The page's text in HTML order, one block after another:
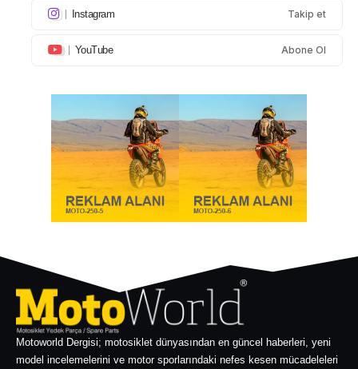
Instagram Takip et
YouTube Abone Ol
Motoworld Dergisi; motosiklet dünyasından en güncel haberleri, yeni
model incelemelerini ve motor sporlarındaki nefes kesen mücadeleleri